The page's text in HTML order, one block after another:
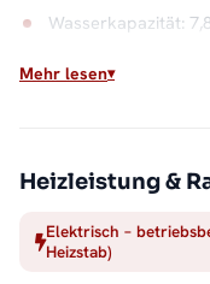
Wasserkapazität:
Unabhängig von
Stahlkorpus in
trocknet Handtücher
Ausführungen der
Handtuchheizkörper
Mehr lesen
Heizleistung &
Elektrisch –
Heizstab)